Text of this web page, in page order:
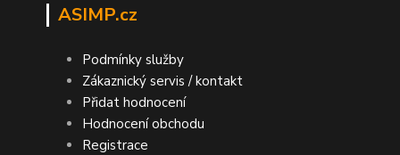
ASIMP.cz
Podmínky služby
Zákaznický servis / kontakt
Přidat hodnocení
Hodnocení obchodu
Registrace